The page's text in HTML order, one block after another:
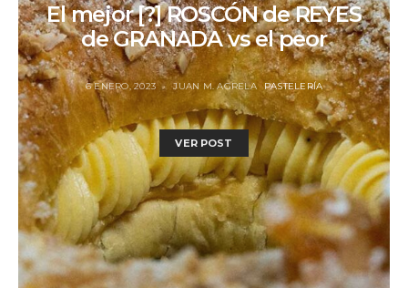
El mejor [?] ROSCÓN de REYES
de GRANADA vs el peor
6 ENERO, 2023 JUAN M. AGRELA PASTELERÍA
VER POST